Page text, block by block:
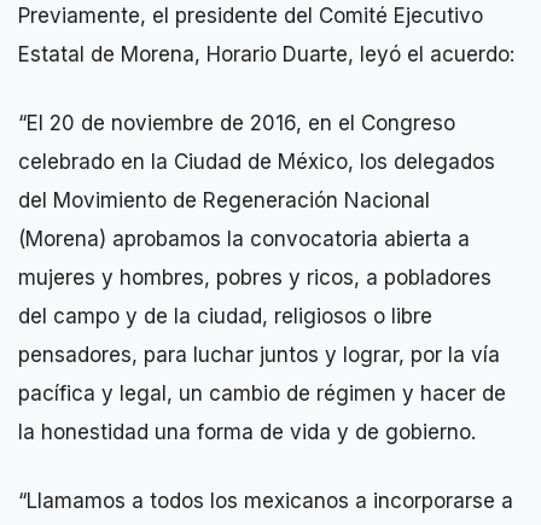
Previamente, el presidente del Comité Ejecutivo
Estatal de Morena, Horario Duarte, leyó el acuerdo:
“El 20 de noviembre de 2016, en el Congreso
celebrado en la Ciudad de México, los delegados
del Movimiento de Regeneración Nacional
(Morena) aprobamos la convocatoria abierta a
mujeres y hombres, pobres y ricos, a pobladores
del campo y de la ciudad, religiosos o libre
pensadores, para luchar juntos y lograr, por la vía
pacífica y legal, un cambio de régimen y hacer de
la honestidad una forma de vida y de gobierno.
“Llamamos a todos los mexicanos a incorporarse a